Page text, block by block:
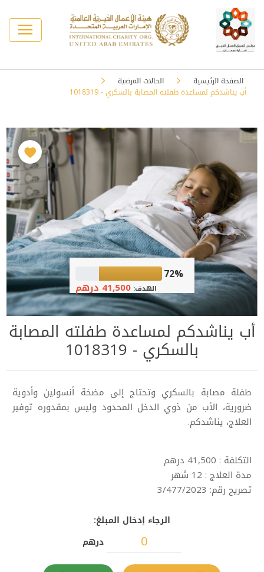
الصفحة الرئيسية
الحالات المرضية
أب يناشدكم لمساعدة طفلته المصابة بالسكري - 1018319
72%
الهدف:41,500 درهم
أب يناشدكم لمساعدة طفلته المصابة
بالسكري - 1018319
طفلة مصابة بالسكري وتحتاج إلى مضخة أنسولين وأدوية
ضرورية، الأب من ذوي الدخل المحدود وليس بمقدوره توفير
العلاج، يناشدكم.
التكلفة : 41,500 درهم
مدة العلاج : 12 شهر
تصريح رقم: 3/477/2023
الرجاء إدخال المبلغ:
درهم